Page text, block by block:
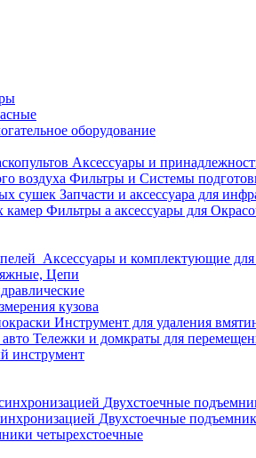
оборудование
Аксессуары и
Фильтры и Системы
Запчасти и аксессуара для
Фильтры а аксессуары для
Аксессуары и комплектующие для
Цепи
кузова
Инструмент для удаления
Тележки и домкраты для
инструмент
Двухстоечные
Двухстоечные
четырехстоечные